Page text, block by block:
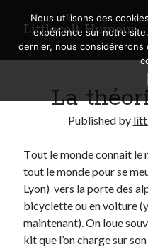
Littlecelt Humeur
Sidebar
Search
Derniers articles
Municipales 2026 : Lyon,
Explorez les Chemins
Lyon !
La
Published by
Tout le monde connait le
tout le monde pour se
Lyon) vers la porte des
bicyclette ou en voiture (
maintenant). On loue
kit que l’on charge sur
Nous utilisons des
expérience sur notre
dernier, nous